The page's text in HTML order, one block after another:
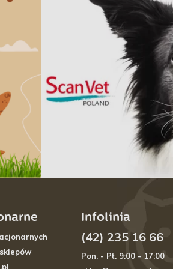
Infolinia
(42) 235 16 66
Pon. - Pt. 9:00 - 17:00